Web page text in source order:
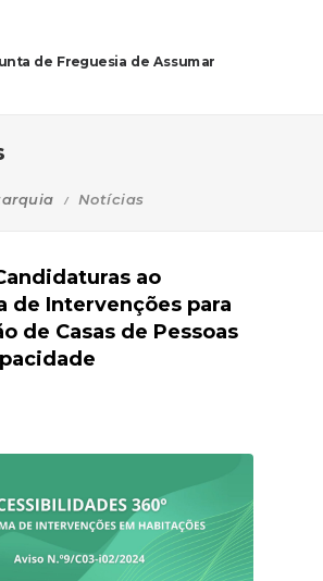
de Freguesia de Assumar
Notícias
ao
de Intervenções para
de Casas de Pessoas